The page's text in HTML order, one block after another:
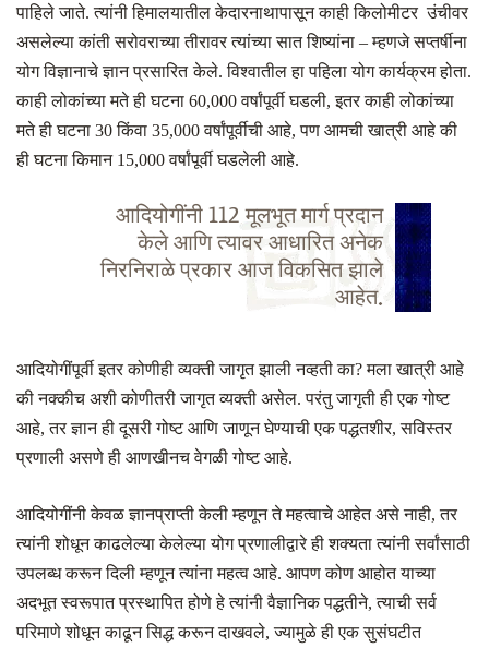
पाहिले जाते. त्यांनी हिमालयातील केदारनाथापासून काही किलोमीटर उंचीवर
असलेल्या कांती सरोवराच्या तीरावर त्यांच्या सात शिष्यांना – म्हणजे सप्तर्षीना
योग विज्ञानाचे ज्ञानप्रसारितकेले. विश्वातील हा पहिला योग कार्यक्रम होता.
काही लोकांच्या मते ही घटना 60,000वर्षांपूर्वी घडली, इतर काही लोकांच्या
मते ही घटना 30 किंवा 35,000वर्षांपूर्वीची आहे, पण आमची खात्री आहे की
ही घटना किमान 15,000वर्षांपूर्वी घडलेली आहे.
आदियोगींनी 112 मूलभूत मार्ग प्रदान
केले आणि त्यावर आधारित अनेक
निरनिराळे प्रकार आज विकसित झाले
आहेत.
आदियोगींपूर्वी इतर कोणीही व्यक्ती जागृत झाली नव्हती का?मला खात्री आहे
की नक्कीच अशी कोणीतरी जागृत व्यक्ती असेल. परंतु जागृती ही एक गोष्ट
आहे,तर ज्ञान ही दूसरी गोष्ट आणि जाणून घेण्याची एक पद्धतशीर, सविस्तर
प्रणाली असणे ही आणखीनच वेगळी गोष्ट आहे.
आदियोगींनी केवळ ज्ञानप्राप्ती केली म्हणून ते महत्वाचे आहेत असे नाही, तर
त्यांनी शोधून काढलेल्या केलेल्या योग प्रणालीद्वारे ही शक्यता त्यांनी सर्वांसाठी
उपलब्ध करून दिली म्हणून त्यांना महत्व आहे. आपण कोण आहोत याच्या
अदभूत स्वरूपात प्रस्थापित होणे हे त्यांनी वैज्ञानिक पद्धतीने, त्याची सर्व
परिमाणे शोधून काढून सिद्ध करून दाखवले, ज्यामुळे ही एक सुसंघटीत